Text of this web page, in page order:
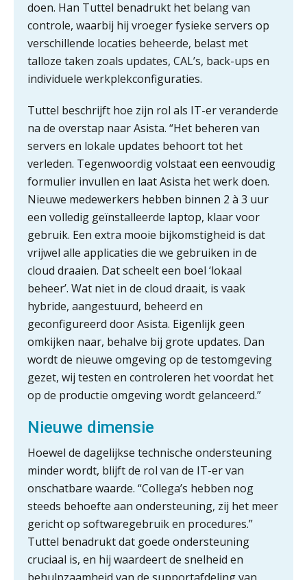
doen. Han Tuttel benadrukt het belang van
controle, waarbij hij vroeger fysieke servers op
verschillende locaties beheerde, belast met
talloze taken zoals updates, CAL’s, back-ups en
individuele werkplekconfiguraties.
Tuttel beschrijft hoe zijn rol als IT-er veranderde
na de overstap naar Asista. “Het beheren van
servers en lokale updates behoort tot het
verleden. Tegenwoordig volstaat een eenvoudig
formulier invullen en laat Asista het werk doen.
Nieuwe medewerkers hebben binnen 2 à 3 uur
een volledig geïnstalleerde laptop, klaar voor
gebruik. Een extra mooie bijkomstigheid is dat
vrijwel alle applicaties die we gebruiken in de
cloud draaien. Dat scheelt een boel ‘lokaal
beheer’. Wat niet in de cloud draait, is vaak
hybride, aangestuurd, beheerd en
geconfigureerd door Asista. Eigenlijk geen
omkijken naar, behalve bij grote updates. Dan
wordt de nieuwe omgeving op de testomgeving
gezet, wij testen en controleren het voordat het
op de productie omgeving wordt gelanceerd.”
Nieuwe dimensie
Hoewel de dagelijkse technische ondersteuning
minder wordt, blijft de rol van de IT-er van
onschatbare waarde. “Collega’s hebben nog
steeds behoefte aan ondersteuning, zij het meer
gericht op softwaregebruik en procedures.”
Tuttel benadrukt dat goede ondersteuning
cruciaal is, en hij waardeert de snelheid en
zo werkt u slimmer met eHerkenning
de autonome AI-boekhouder
De curator klopt aan: wat moet een
Eenvoudig bankrekeningen koppelen
met Twinfield, Exact Online en
Snelstart
Van Mook: “Met Minox Focus wil ik
groeien naar twee keer zoveel
klanten.”
Van losse vastlegging naar
aantoonbare grip op KYC en de Wwft
Woord & Daad: “Van wildgroei naar
een structuur die iedereen begrijpt”
Scan-en-herken haalt de druk niet van
je kwartaalafsluiting. Dit wel.
Uitspraak Hoge Raad: subsidie voor
tuchtrechtspraak advocatuur is
belast met btw
Informer Money genomineerd voor
Best FinTech Startup of the Year
het beter dan vorig jaar?
ICT & AI | Volledig automatische
factuurverwerking: zo kom je er
Hierom zijn webshopondernemers
extra kwetsbaar voor
boekhoudfouten
Blog | Aandachtspunten bij de
transitie in verband met de Wet